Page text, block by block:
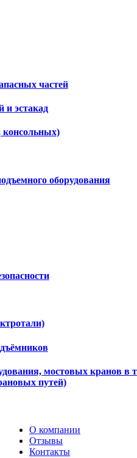
частей
и эстакад
консольных)
оборудования
мостовых кранов в
путей)
О компании
Отзывы
Контакты